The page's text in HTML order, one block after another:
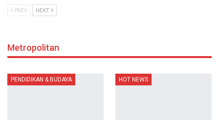
PREV NEXT
Metropolitan
PENDIDIKAN & BUDAYA HOT NEWS